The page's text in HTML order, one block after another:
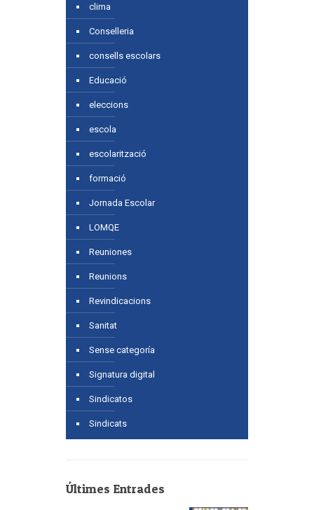
clima
Conselleria
consells escolars
Educació
eleccions
escola
escolarització
formació
Jornada Escolar
LOMQE
Reuniones
Reunions
Revindicacions
Sanitat
Sense categoría
Signatura digital
Sindicatos
Sindicats
Últimes Entrades